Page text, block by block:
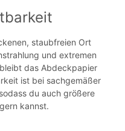
staubfreien Ort
und extremen
das Abdeckpapier
ist bei sachgemäßer
du auch größere
kannst.